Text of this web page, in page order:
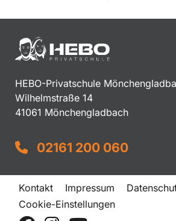
HEBO-Privatschule
Wilhelmstraße 14
41061 Mönchengladbach
02161 200 060
Kontakt Impressum
Cookie-Einstellungen